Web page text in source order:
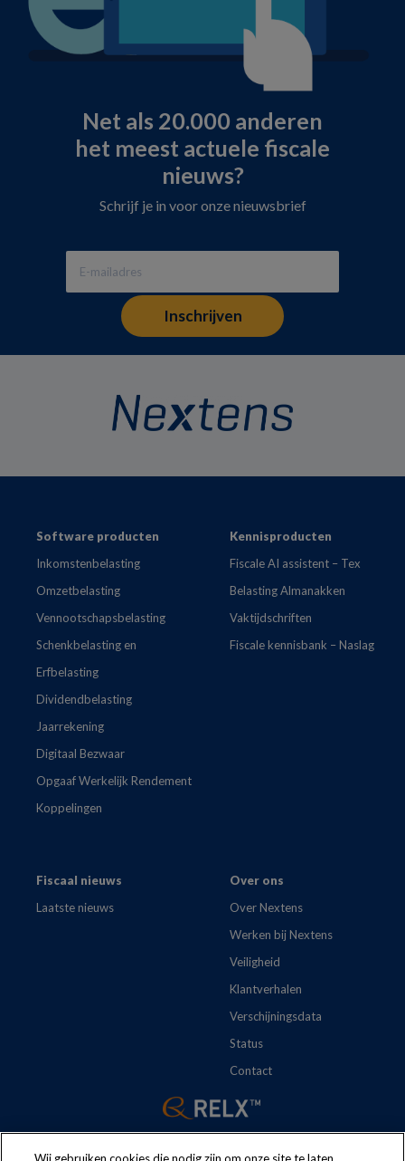
Net als 20.000 anderen
het meest actuele fiscale
nieuws?
Schrijf je in voor onze nieuwsbrief
FooterSoftware producten
Inkomstenbelasting
Omzetbelasting
Vennootschapsbelasting
Schenkbelasting en
Erfbelasting
Dividendbelasting
Jaarrekening
Digitaal Bezwaar
Opgaaf Werkelijk Rendement
Koppelingen
Kennisproducten
Fiscale AI assistent – Tex
Belasting Almanakken
Vaktijdschriften
Fiscale kennisbank – Naslag
Fiscaal nieuws
Laatste nieuws
Over ons
Over Nextens
Werken bij Nextens
Veiligheid
Klantverhalen
Verschijningsdata
Status
Contact